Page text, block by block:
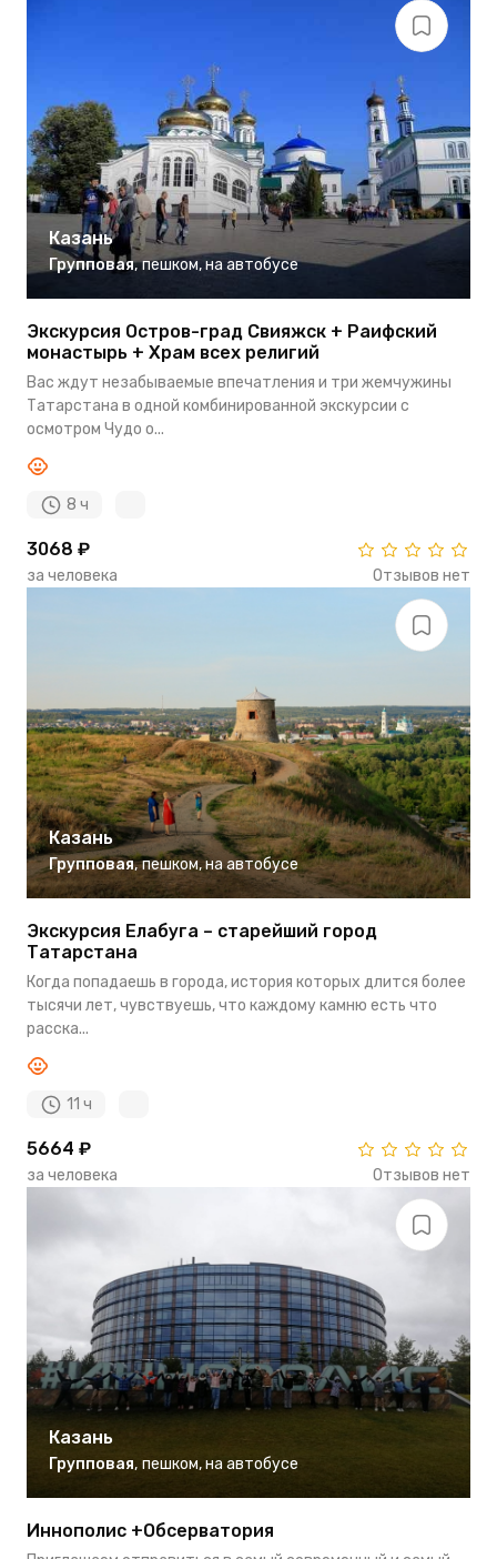
Казань
Групповая, пешком, на автобусе
Экскурсия Остров-град Свияжск + Раифский
монастырь + Храм всех религий
Вас ждут незабываемые впечатления и три жемчужины
Татарстана в одной комбинированной экскурсии с
осмотром Чудо о...
8 ч
3068 ₽
за человека Отзывов нет
Казань
Групповая, пешком, на автобусе
Экскурсия Елабуга – старейший город
Татарстана
Когда попадаешь в города, история которых длится более
тысячи лет, чувствуешь, что каждому камню есть что
расска...
11 ч
5664 ₽
за человека Отзывов нет
Казань
Групповая, пешком, на автобусе
Иннополис +Обсерватория